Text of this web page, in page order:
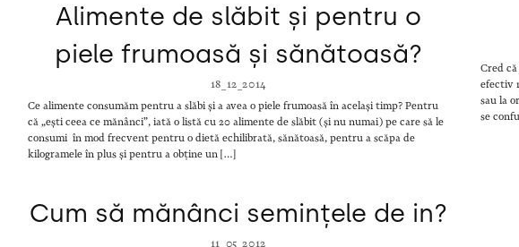
Alimente de slăbit și pentru o
piele frumoasă și sănătoasă?
18_12_2014
Ce alimente consumăm pentru a slăbi și a avea o piele frumoasă în același timp? Pentru
că „ești ceea ce mănânci”, iată o listă cu 20 alimente de slăbit (și nu numai) pe care să le
consumi în mod frecvent pentru o dietă echilibrată, sănătoasă, pentru a scăpa de
kilogramele în plus și pentru a obține un […]
Cred
efectiv
sau la
se
Cum să mănânci semințele de in?
11_05_2012